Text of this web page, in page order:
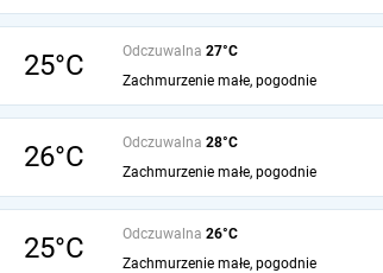
25°C Odczuwalna 27°C
Zachmurzenie małe, pogodnie
26°C Odczuwalna 28°C
Zachmurzenie małe, pogodnie
25°C Odczuwalna 26°C
Zachmurzenie małe, pogodnie